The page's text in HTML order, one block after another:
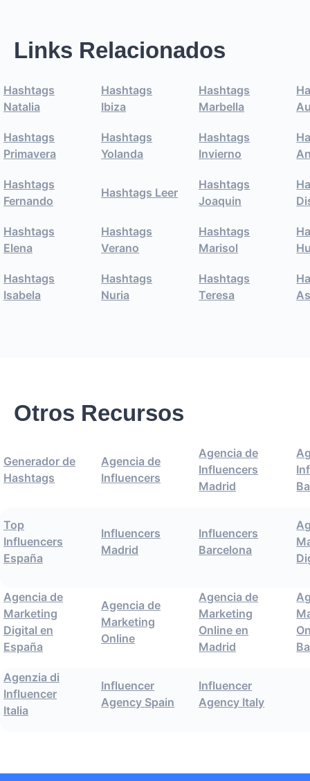
Links Relacionados
Hashtags
Natalia
Hashtags
Ibiza
Hashtags
Marbella
Hashtags
Primavera
Hashtags
Yolanda
Hashtags
Invierno
Hashtags
Fernando
Hashtags Leer
Hashtags
Joaquin
Hashtags
Elena
Hashtags
Verano
Hashtags
Marisol
Hashtags
Isabela
Hashtags
Nuria
Hashtags
Teresa
Otros Recursos
Generador de
Hashtags
Agencia de
Influencers
Agencia de
Influencers
Madrid
Top
Influencers
España
Influencers
Madrid
Influencers
Barcelona
Agencia de
Marketing
Digital en
España
Agencia de
Marketing
Online
Agencia de
Marketing
Online en
Madrid
Agenzia di
Influencer
Italia
Influencer
Agency Spain
Influencer
Agency Italy